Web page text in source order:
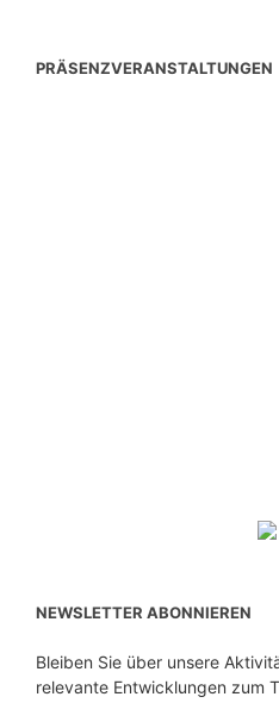
PRÄSENZVERANSTALTUNGEN
NEWSLETTER ABONNIEREN
Bleiben Sie über unsere
relevante Entwicklungen zum